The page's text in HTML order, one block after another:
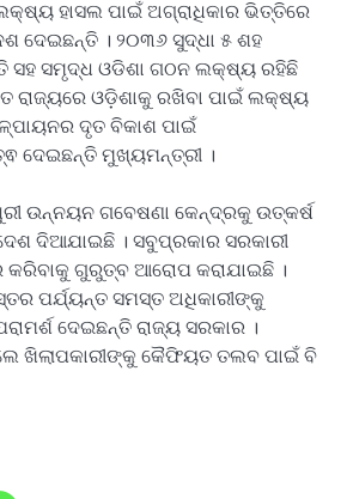
ହାସଲ ପାଇଁ ଅଗ୍ରାଧିକାର ଭିତ୍ତିରେ
ଦେଇଛନ୍ତି । ୨୦୩୬ ସୁଦ୍ଧା ୫ ଶହ
ସହ ସମୃଦ୍ଧ ଓଡିଶା ଗଠନ ଲକ୍ଷ୍ୟ ରହିଛି
ରାଜ୍ୟରେ ଓଡ଼ିଶାକୁ ରଖିବା ପାଇଁ ଲକ୍ଷ୍ୟ
ଦୃତ ବିକାଶ ପାଇଁ
ଦେଇଛନ୍ତି ମୁଖ୍ୟମନ୍ତ୍ରୀ ।
ଉନ୍ନୟନ ଗବେଷଣା କେନ୍ଦ୍ରକୁ ଉତ୍କର୍ଷ
ଦିଆଯାଇଛି । ସବୁପ୍ରକାର ସରକାରୀ
କରିବାକୁ ଗୁରୁତ୍ବ ଆରୋପ କରାଯାଇଛି ।
ପର୍ଯ୍ୟନ୍ତ ସମସ୍ତ ଅଧିକାରୀଙ୍କୁ
ଦେଇଛନ୍ତି ରାଜ୍ୟ ସରକାର ।
ଖିଲାପକାରୀଙ୍କୁ କୈଫିୟତ ତଲବ ପାଇଁ ବି